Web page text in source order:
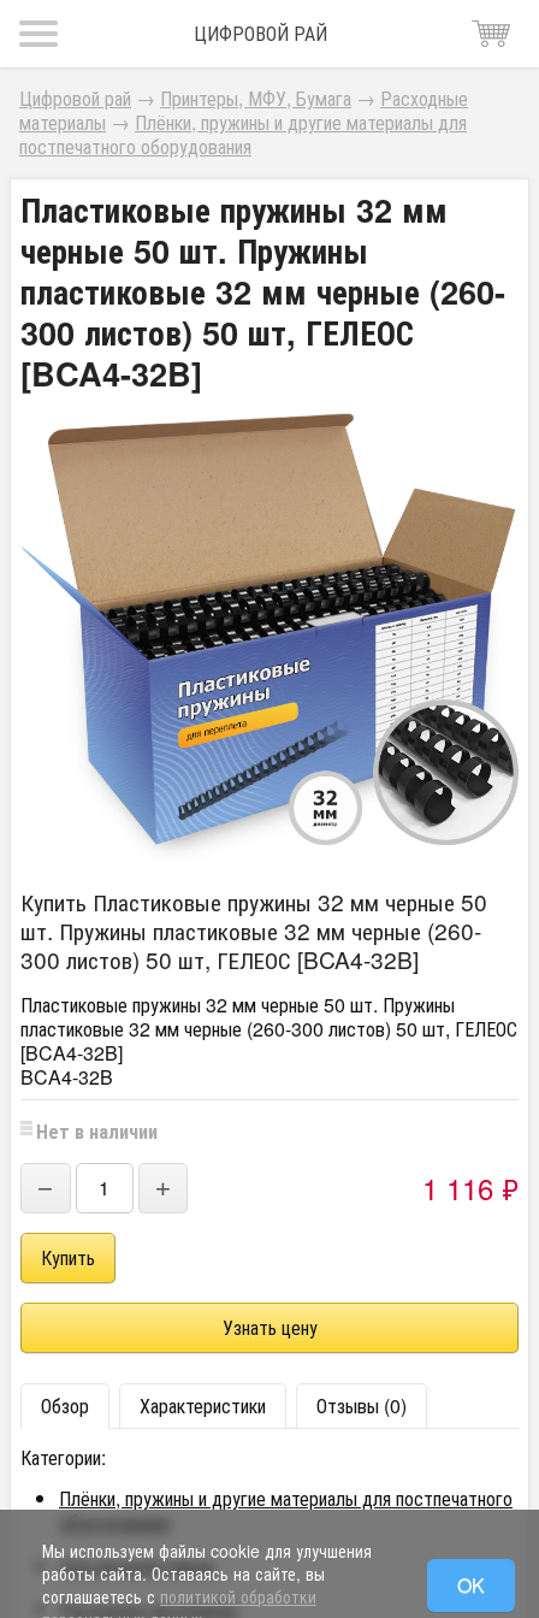
ЦИФРОВОЙ РАЙ
Цифровой рай → Принтеры, МФУ, Бумага → Расходные
материалы → Плёнки, пружины и другие материалы для
постпечатного оборудования
Пластиковые пружины 32 мм
черные 50 шт. Пружины
пластиковые 32 мм черные (260-
300 листов) 50 шт, ГЕЛЕОС
[BCA4-32B]
Купить Пластиковые пружины 32 мм черные 50
шт. Пружины пластиковые 32 мм черные (260-
300 листов) 50 шт, ГЕЛЕОС [BCA4-32B]
Пластиковые пружины 32 мм черные 50 шт. Пружины
пластиковые 32 мм черные (260-300 листов) 50 шт, ГЕЛЕОС
[BCA4-32B]
BCA4-32B
Нет в наличии
− + 1 116 ₽
Узнать цену
Обзор Характеристики
Отзывы (0)
Категории:
Плёнки, пружины и другие материалы для постпечатного
оборудования
Для переплётчиков
Расходные материалы
Мы используем файлы cookie для улучшения
работы сайта. Оставаясь на сайте, вы
соглашаетесь с политикой обработки
OK